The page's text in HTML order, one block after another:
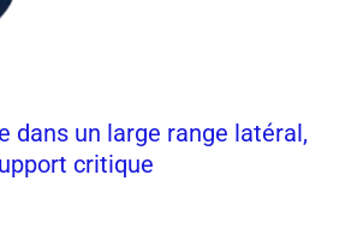
dans un large range latéral,
critique